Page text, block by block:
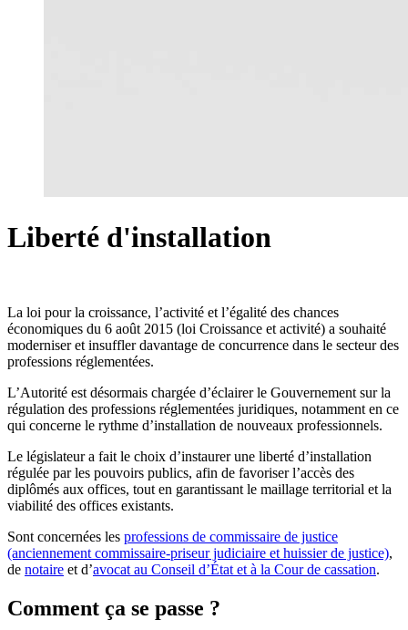
Liberté d'installation
La loi pour la croissance, l’activité et l’égalité des chances
économiques du 6 août 2015 (loi Croissance et activité) a souhaité
moderniser et insuffler davantage de concurrence dans le secteur des
professions réglementées.
L’Autorité est désormais chargée d’éclairer le Gouvernement sur la
régulation des professions réglementées juridiques, notamment en ce
qui concerne le rythme d’installation de nouveaux professionnels.
Le législateur a fait le choix d’instaurer une liberté d’installation
régulée par les pouvoirs publics, afin de favoriser l’accès des
diplômés aux offices, tout en garantissant le maillage territorial et la
viabilité des offices existants.
Sont concernées les professions de commissaire de justice
(anciennement commissaire-priseur judiciaire et huissier de justice),
de notaire et d’avocat au Conseil d’État et à la Cour de cassation.
Comment ça se passe ?